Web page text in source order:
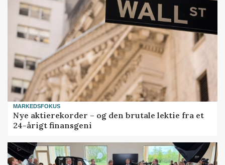
MARKEDSFOKUS
Nye aktierekorder – og den brutale lektie fra et
24-årigt finansgeni